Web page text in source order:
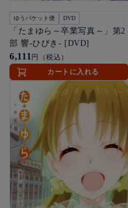
ゆうパケット便 DVD
「たまゆら～卒業写真～」第2
部 響-ひびき- [DVD]
6,111 円（税込）
カートに入れる